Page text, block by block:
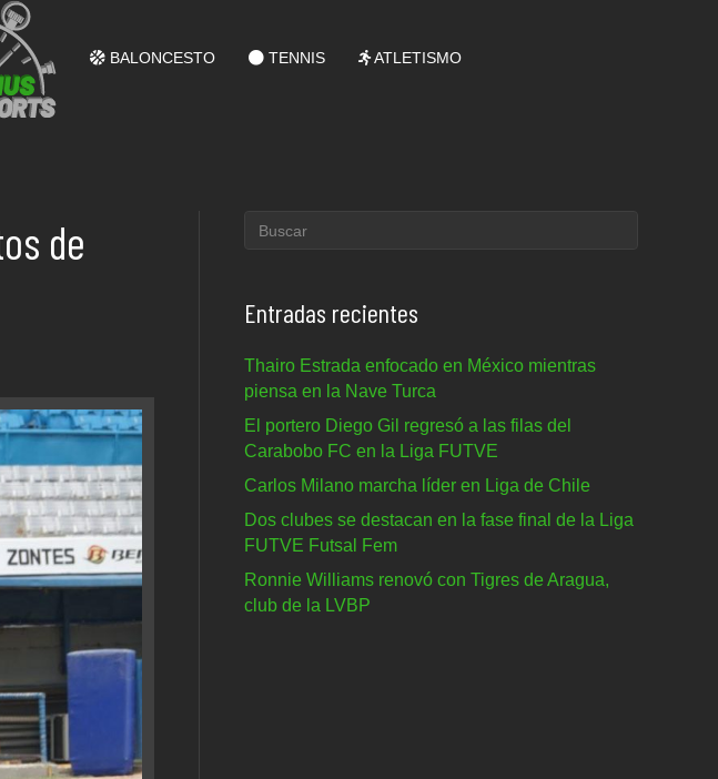
BALONCESTO TENNIS ATLETISMO
de
Entradas recientes
Thairo Estrada enfocado en México mientras
piensa en la Nave Turca
El portero Diego Gil regresó a las filas del
Carabobo FC en la Liga FUTVE
Carlos Milano marcha líder en Liga de Chile
Dos clubes se destacan en la fase final de la Liga
FUTVE Futsal Fem
Ronnie Williams renovó con Tigres de Aragua,
club de la LVBP